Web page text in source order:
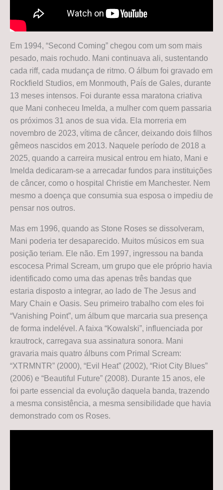
Em 1994, “Second Coming” chegou com um som mais
pesado, mais rochudo. Mani continuava ali, sustentando
cada riff, cada mudança de ritmo. O álbum foi gravado em
Rockfield Studios, em Monmouth, País de Gales, durante
13 meses intensos. Foi durante essa maratona criativa
que Mani conheceu Imelda, a mulher com quem passaria
os próximos 31 anos de sua vida. Ela morreria em
novembro de 2023, vítima de câncer, deixando dois filhos
gêmeos nascidos em 2013. Naquele período de 2018 a
2025, quando a carreira musical entrou em hiato, Mani e
Imelda dedicaram-se a arrecadar fundos para instituições
de câncer, como o hospital Christie em Manchester. Nem
mesmo a doença que consumia sua esposa o impediu de
pensar nos outros.
Mas em 1996, quando as Stone Roses se dissolveram,
Mani poderia ter desaparecido. Muitos músicos em sua
posição teriam. Ele não. Em 1997, ingressou na banda
escocesa Primal Scream, um grupo que ele próprio havia
identificado como uma das apenas três bandas que
estaria disposto a integrar, ao lado de The Jesus and
Mary Chain e Oasis. Seu primeiro trabalho com eles foi
“Vanishing Point”, um álbum que marcaria sua presença
de forma indelével. A faixa “Kowalski”, influenciada por
krautrock, carregava sua assinatura sonora. Mani
gravaria mais quatro álbuns com Primal Scream:
“XTRMNTR” (2000), “Evil Heat” (2002), “Riot City Blues”
(2006) e “Beautiful Future” (2008). Durante 15 anos, ele
foi parte essencial da evolução daquela banda, trazendo
a mesma consistência, a mesma sensibilidade que havia
demonstrado com os Roses.